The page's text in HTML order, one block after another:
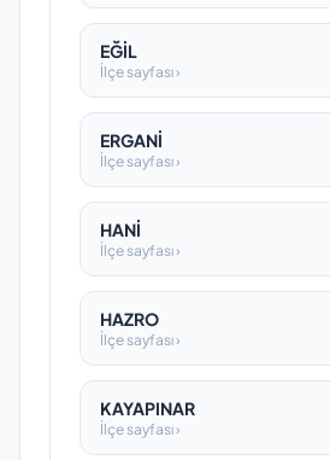
EĞİL
İlçe sayfası ›
ERGANİ
İlçe sayfası ›
HANİ
İlçe sayfası ›
HAZRO
İlçe sayfası ›
KAYAPINAR
İlçe sayfası ›